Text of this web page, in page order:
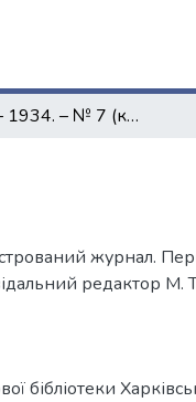
Всесвіт. – 1934. – № 7 (квітень)
журнал.
редактор М.
бібліотеки